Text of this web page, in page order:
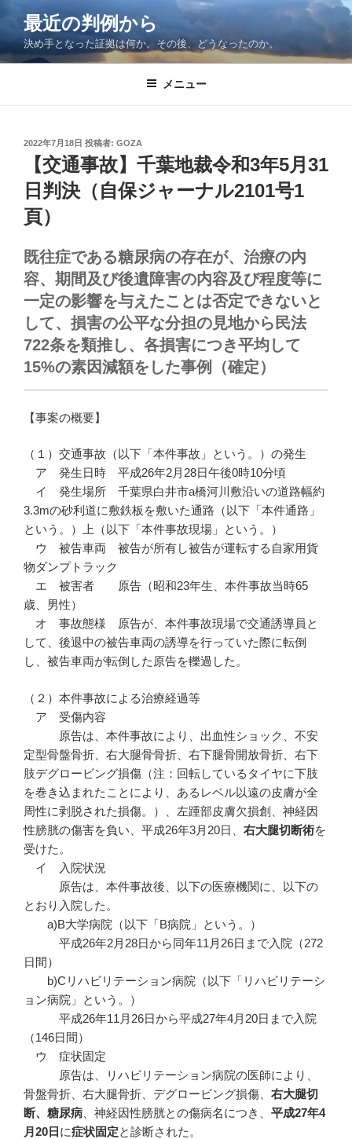
コ
テ
ン
最近の判例から
決め手となった証拠は何か。その後、どうなったのか。
メニュー
投
2022年7月18日 投稿者: GOZA
【交通事故】千葉地裁令和3年5月31
日判決（自保ジャーナル2101号1
頁）
既往症である糖尿病の存在が、治療の内
容、期間及び後遺障害の内容及び程度等に
一定の影響を与えたことは否定できないと
して、損害の公平な分担の見地から民法
722条を類推し、各損害につき平均して
15%の素因減額をした事例（確定）
【事案の概要】
（１）交通事故（以下「本件事故」という。）の発生
ア 発生日時 平成26年2月28日午後0時10分頃
イ 発生場所 千葉県白井市a橋河川敷沿いの道路幅約
3.3mの砂利道に敷鉄板を敷いた通路（以下「本件通路」
という。）上（以下「本件事故現場」という。）
ウ 被告車両 被告が所有し被告が運転する自家用貨
物ダンプトラック
エ 被害者 原告（昭和23年生、本件事故当時65
歳、男性）
オ 事故態様 原告が、本件事故現場で交通誘導員と
して、後退中の被告車両の誘導を行っていた際に転倒
し、被告車両が転倒した原告を轢過した。
（２）本件事故による治療経過等
ア 受傷内容
原告は、本件事故により、出血性ショック、不安
定型骨盤骨折、右大腿骨骨折、右下腿骨開放骨折、右下
肢デグロービング損傷（注：回転しているタイヤに下肢
を巻き込まれたことにより、あるレベル以遠の皮膚が全
周性に剥脱された損傷。）、左踵部皮膚欠損創、神経因
性膀胱の傷害を負い、平成26年3月20日、 右大腿切断術を
受けた。
イ 入院状況
原告は、本件事故後、以下の医療機関に、以下の
とおり入院した。
a)B大学病院（以下「B病院」という。）
平成26年2月28日から同年11月26日まで入院（272
日間）
b)Cリハビリテーション病院（以下「リハビリテーシ
ョン病院」という。）
平成26年11月26日から平成27年4月20日まで入院
（146日間）
ウ 症状固定
原告は、リハビリテーション病院の医師により、
骨盤骨折、右大腿骨折、デグロービング損傷、 右大腿切
断、糖尿病 、神経因性膀胱との傷病名につき、 平成27年4
月20 日 に症状固定と診断された。